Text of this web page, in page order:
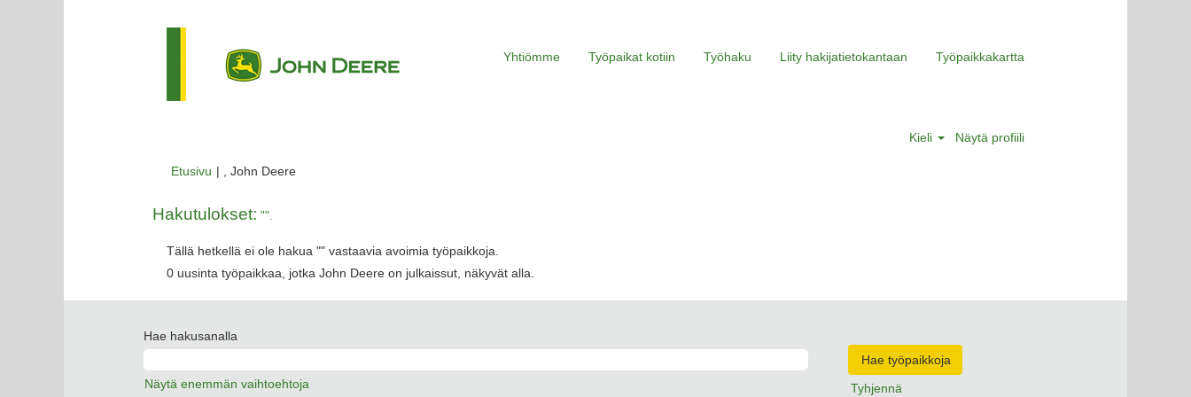
Yhtiömme Työpaikat kotiin Työhaku Liity hakijatietokantaan Työpaikkakartta
Kieli Näytä profiili
Etusivu | , John Deere(nykyinen
Hakutulokset: "".
Tällä hetkellä ei ole hakua "" vastaavia avoimia työpaikkoja.
0 uusinta työpaikkaa, jotka John Deere on julkaissut, näkyvät alla.
Hae hakusanalla
Näytä enemmän vaihtoehtoja Tyhjennä